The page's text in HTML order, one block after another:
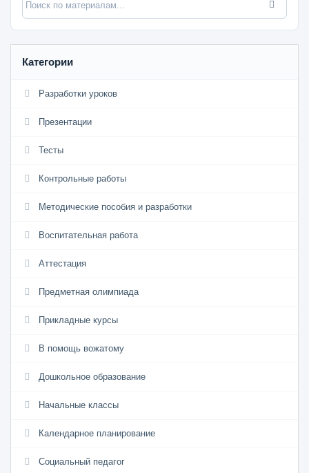
Категории
Разработки уроков
Презентации
Тесты
Контрольные работы
Методические пособия и разработки
Воспитательная работа
Аттестация
Предметная олимпиада
Прикладные курсы
В помощь вожатому
Дошкольное образование
Начальные классы
Календарное планирование
Социальный педагог